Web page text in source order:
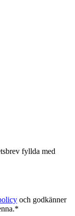
fyllda med
och godkänner